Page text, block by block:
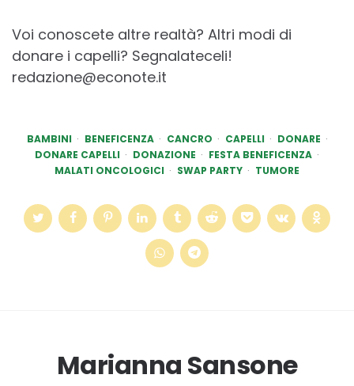
Voi conoscete altre realtà? Altri modi di
donare i capelli? Segnalateceli!
redazione@econote.it
BAMBINI BENEFICENZA CANCRO CAPELLI
DONARE
DONARE CAPELLI
DONAZIONE
FESTA BENEFICENZA
MALATI ONCOLOGICI
SWAP PARTY TUMORE
Marianna Sansone